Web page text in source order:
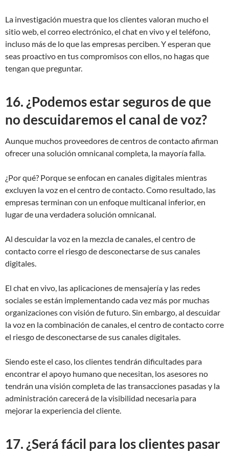
La investigación muestra que los clientes valoran mucho el
sitio web, el correo electrónico, el chat en vivo y el teléfono,
incluso más de lo que las empresas perciben. Y esperan que
seas proactivo en tus compromisos con ellos, no hagas que
tengan que preguntar.
16. ¿Podemos estar seguros de que
no descuidaremos el canal de voz?
Aunque muchos proveedores de centros de contacto afirman
ofrecer una solución omnicanal completa, la mayoría falla.
¿Por qué? Porque se enfocan en canales digitales mientras
excluyen la voz en el centro de contacto. Como resultado, las
empresas terminan con un enfoque multicanal inferior, en
lugar de una verdadera solución omnicanal.
Al descuidar la voz en la mezcla de canales, el centro de
contacto corre el riesgo de desconectarse de sus canales
digitales.
El chat en vivo, las aplicaciones de mensajería y las redes
sociales se están implementando cada vez más por muchas
organizaciones con visión de futuro. Sin embargo, al descuidar
la voz en la combinación de canales, el centro de contacto corre
el riesgo de desconectarse de sus canales digitales.
Siendo este el caso, los clientes tendrán dificultades para
encontrar el apoyo humano que necesitan, los asesores no
tendrán una visión completa de las transacciones pasadas y la
administración carecerá de la visibilidad necesaria para
mejorar la experiencia del cliente.
17. ¿Será fácil para los clientes pasar